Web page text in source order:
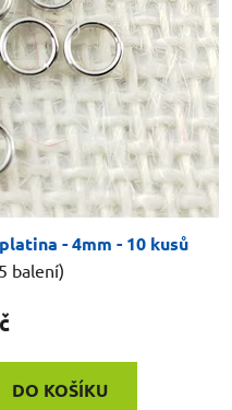
- 4mm - 10 kusů
balení)
DO KOŠÍKU